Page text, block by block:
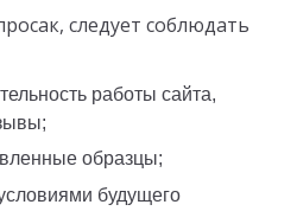
следует соблюдать
образцы;